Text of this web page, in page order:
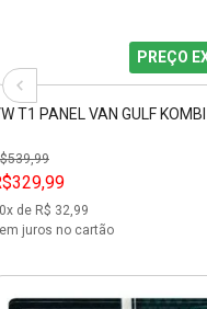
PREÇO
T1 PANEL VAN GULF
539,99
x de R$ 32,99
juros no cartão